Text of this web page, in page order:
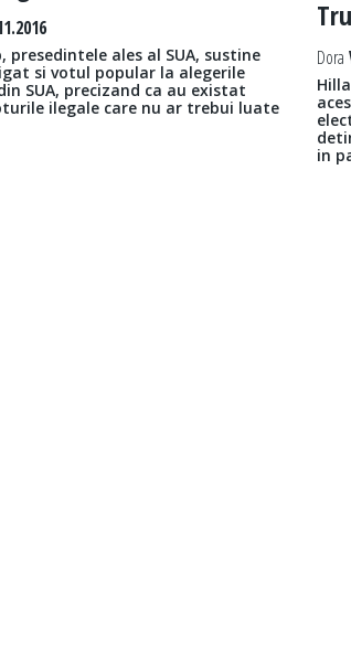
presedintele ales al SUA, sustine
si votul popular la alegerile
SUA, precizand ca au existat
ilegale care nu ar trebui luate
Dora
in